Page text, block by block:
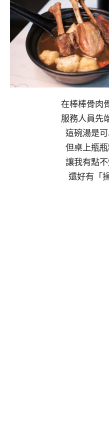
在棒棒骨肉
服務人員先
這碗湯是可
但桌上瓶瓶
讓我有點不
還好有「